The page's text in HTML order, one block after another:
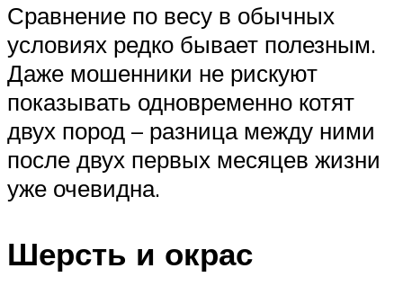
Сравнение по весу в обычных
условиях редко бывает полезным.
Даже мошенники не рискуют
показывать одновременно котят
двух пород – разница между ними
после двух первых месяцев жизни
уже очевидна.
Шерсть и окрас